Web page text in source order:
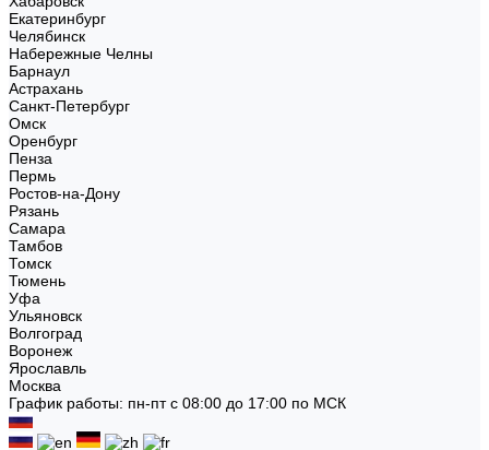
Екатеринбург
Челябинск
Набережные Челны
Барнаул
Астрахань
Санкт-Петербург
Омск
Оренбург
Пенза
Пермь
Ростов-на-Дону
Рязань
Самара
Тамбов
Томск
Тюмень
Уфа
Ульяновск
Волгоград
Воронеж
Ярославль
Москва
График работы: пн-пт с 08:00 до 17:00 по МСК